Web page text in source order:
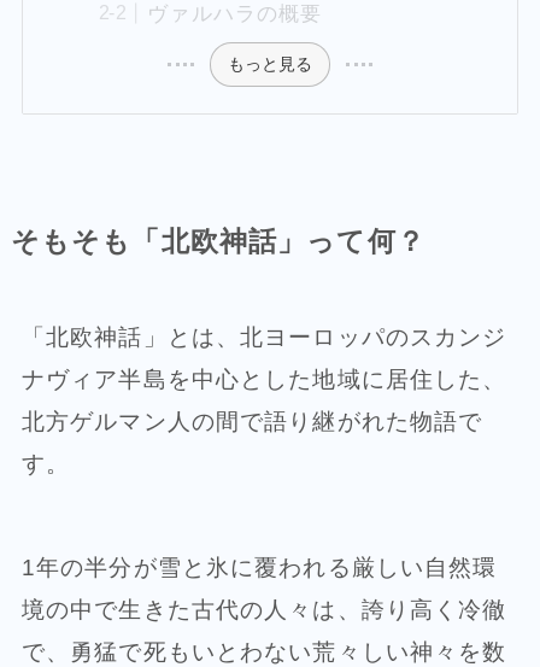
ヴァルハラの概要
もっと見る
そもそも「北欧神話」って何？
「北欧神話」とは、北ヨーロッパのスカンジ
ナヴィア半島を中心とした地域に居住した、
北方ゲルマン人の間で語り継がれた物語で
す。
1年の半分が雪と氷に覆われる厳しい自然環
境の中で生きた古代の人々は、誇り高く冷徹
で、勇猛で死もいとわない荒々しい神々を数